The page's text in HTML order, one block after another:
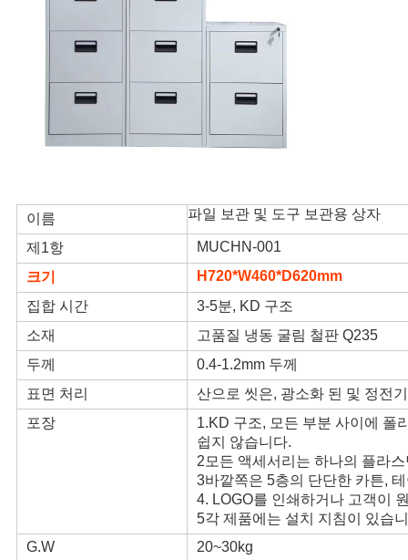
PRIVACY
POLICY
이름 파일 보관 및 도구 보관용 상자
제1항
MUCHN-001
크기
H720*W460*D620mm
집합 시간
3-5분, KD 구조
소재
고품질 냉동 굴림 철판 Q235
두께
0.4-1.2mm 두께
표면 처리
산으로 씻은, 광소화 된 및 정전
포장
1.KD 구조, 모든 부분 사이에 폴
쉽지 않습니다.
2모든 액세서리는 하나의 플라
3바깥쪽은 5층의 단단한 카튼,
4. LOGO를 인쇄하거나 고객이
5각 제품에는 설치 지침이 있습
G.W
20~30kg